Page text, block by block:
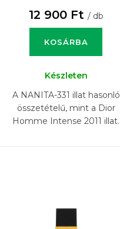
12 900 Ft / db
KOSÁRBA
Készleten
A NANITA-331 illat hasonló
összetételű, mint a Dior
Homme Intense 2011 illat.